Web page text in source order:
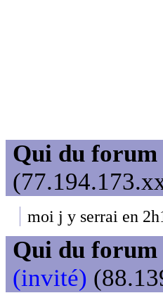
Qui du forum
moi j y serrai en
Qui du forum
(invité)